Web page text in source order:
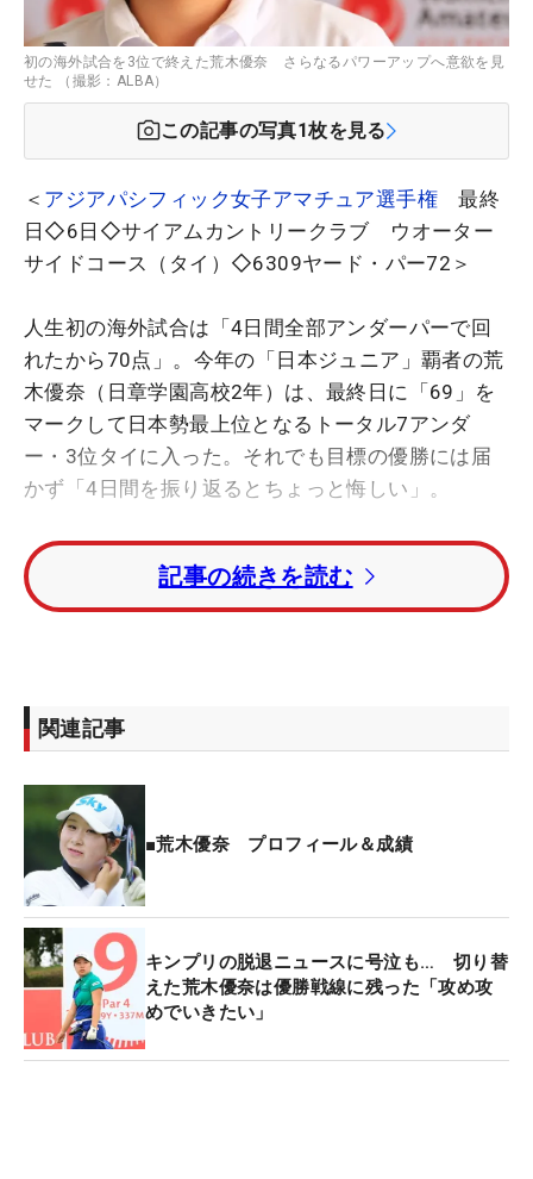
初の海外試合を3位で終えた荒木優奈 さらなるパワーアップへ意欲を見
せた （撮影：ALBA）
この記事の写真1枚を見る
＜ アジアパシフィック女子アマチュア選手権 最終
日◇6日◇サイアムカントリークラブ ウオーター
サイドコース（タイ）◇6309ヤード・パー72＞
人生初の海外試合は「4日間全部アンダーパーで回
れたから70点」。今年の「日本ジュニア」覇者の荒
木優奈（日章学園高校2年）は、最終日に「69」を
マークして日本勢最上位となるトータル7アンダ
ー・3位タイに入った。それでも目標の優勝には届
かず「4日間を振り返るとちょっと悔しい」。
最新！ 荒木優奈のドライバースイング【動画】
最終日は出だしの1番こそボギーとしたが、7番から
ーディパットを決め損ねると、12番パー3ではティ
ショットをミス。ボールは土手とカート道を跳ねて
せるまでに4打かかって2パットのトリプルボギーを
喫した。
「きょうは順位を気にせず楽しもうと思っていたん
ですけど、ボードに名前が載った瞬間にやらかしま
した（笑）」。集中力が途切れてもおかしくない状
況だが、すぐに気持ちを切り替えて13番で取り返す
と、17番、18番を連続バーディ締め。終わってみれ
ば、優勝者との差を4打にまで縮めていた。
記事の続きを読む
関連記事
■荒木優奈 プロフィール＆成績
キンプリの脱退ニュースに号泣も… 切り替
えた荒木優奈は優勝戦線に残った「攻め攻
めでいきたい」